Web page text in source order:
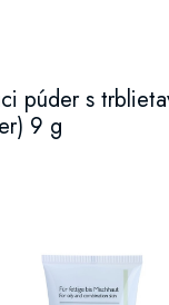
púder s
9 g